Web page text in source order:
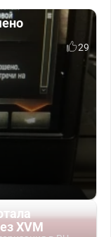
29
XVM